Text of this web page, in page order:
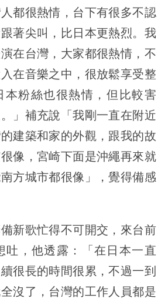
都很熱情，台下有很多不認
著尖叫，比日本更熱烈。我
在台灣，大家都很熱情，不
在音樂之中，很放鬆享受整
本粉絲也很熱情，但比較害
」補充說「我剛一直在附近
建築和家的外觀，跟我的故
像，宮崎下面是沖繩再來就
方城市都很像」，覺得備感
新歌忙得不可開交，來台前
吐，他透露：「在日本一直
很長的時間很累，不過一到
沒了，台灣的工作人員都是